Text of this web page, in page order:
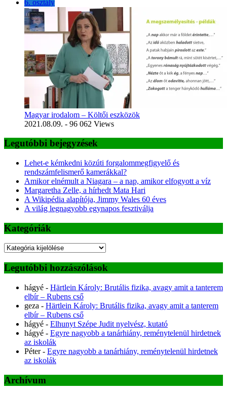
6. osztály
Magyar irodalom – Költői eszközök
2021.08.09. - 96 062 Views
Legutóbbi bejegyzések
Lehet-e kémkedni közúti forgalommegfigyelő és
rendszámfelismerő kamerákkal?
Amikor elnémult a Niagara – a nap, amikor elfogyott a víz
Margaretha Zelle, a hírhedt Mata Hari
A Wikipédia alapítója, Jimmy Wales 60 éves
A világ legnagyobb egynapos fesztiválja
Kategóriák
Kategóriák
Legutóbbi hozzászólások
hágyé - Härtlein Károly: Brutális fizika, avagy amit a tanterem
elbír – Rubens cső
geza - Härtlein Károly: Brutális fizika, avagy amit a tanterem
elbír – Rubens cső
hágyé - Elhunyt Szépe Judit nyelvész, kutató
hágyé - Egyre nagyobb a tanárhiány, reménytelenül hirdetnek
az iskolák
Péter- Egyre nagyobb a tanárhiány, reménytelenül hirdetnek
az iskolák
Archívum